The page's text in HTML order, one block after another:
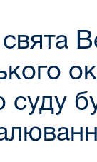
свята
суду